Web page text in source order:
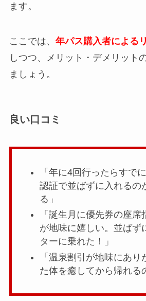
ます。
ここでは、 年パス購入者による
しつつ、メリット・デメリット
ましょう。
良い口コミ
「年に4回行ったらすで
認証で並ばずに入れるの
る」
「誕生月に優先券の座席
が地味に嬉しい。並ばず
ターに乗れた！」
「温泉割引が地味にあり
た体を癒してから帰れる